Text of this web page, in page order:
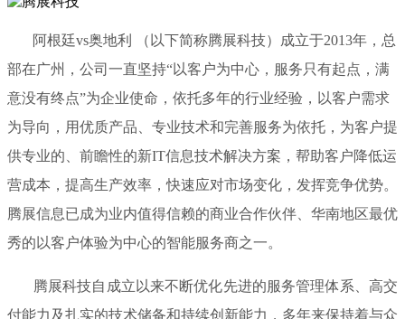
阿根廷vs奥地利 （以下简称腾展科技）成立于2013年，总
部在广州，公司一直坚持“以客户为中心，服务只有起点，满
意没有终点”为企业使命，依托多年的行业经验，以客户需求
为导向，用优质产品、专业技术和完善服务为依托，为客户提
供专业的、前瞻性的新IT信息技术解决方案，帮助客户降低运
营成本，提高生产效率，快速应对市场变化，发挥竞争优势。
腾展信息已成为业内值得信赖的商业合作伙伴、华南地区最优
秀的以客户体验为中心的智能服务商之一。
腾展科技自成立以来不断优化先进的服务管理体系、高交
付能力及扎实的技术储备和持续创新能力，多年来保持着与众